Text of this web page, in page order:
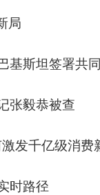
局
张毅恭被查
时路径